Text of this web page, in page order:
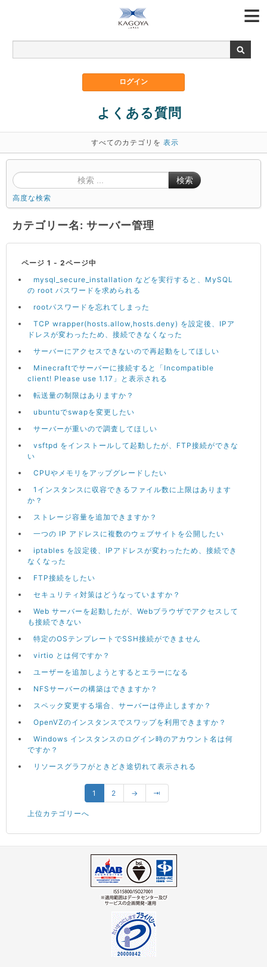
よくある質問
すべてのカテゴリを 表示
検索
高度な検索
カテゴリー名: サーバー管理
ページ 1 - 2ページ中
mysql_secure_installation などを実行すると、MySQL
の root パスワードを求められる
rootパスワードを忘れてしまった
TCP wrapper(hosts.allow,hosts.deny) を設定後、IPア
ドレスが変わったため、接続できなくなった
サーバーにアクセスできないので再起動をしてほしい
Minecraftでサーバーに接続すると「Incompatible
client! Please use 1.17」と表示される
転送量の制限はありますか？
ubuntuでswapを変更したい
サーバーが重いので調査してほしい
vsftpd をインストールして起動したが、FTP接続ができな
い
CPUやメモリをアップグレードしたい
1インスタンスに収容できるファイル数に上限はあります
か？
ストレージ容量を追加できますか？
一つの IP アドレスに複数のウェブサイトを公開したい
iptables を設定後、IPアドレスが変わったため、接続でき
なくなった
FTP接続をしたい
セキュリティ対策はどうなっていますか？
Web サーバーを起動したが、Webブラウザでアクセスして
も接続できない
特定のOSテンプレートでSSH接続ができません
virtio とは何ですか？
ユーザーを追加しようとするとエラーになる
NFSサーバーの構築はできますか？
スペック変更する場合、サーバーは停止しますか？
OpenVZのインスタンスでスワップを利用できますか？
Windows インスタンスのログイン時のアカウント名は何
ですか？
リソースグラフがときどき途切れて表示される
1 2 → ⇥
上位カテゴリーへ